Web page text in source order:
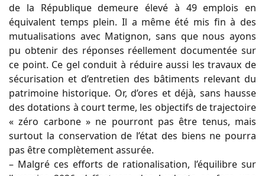
de la République demeure élevé à 49 emplois en
équivalent temps plein. Il a même été mis fin à des
mutualisations avec Matignon, sans que nous ayons
pu obtenir des réponses réellement documentée sur
ce point. Ce gel conduit à réduire aussi les travaux de
sécurisation et d’entretien des bâtiments relevant du
patrimoine historique. Or, d’ores et déjà, sans hausse
des dotations à court terme, les objectifs de trajectoire
« zéro carbone » ne pourront pas être tenus, mais
surtout la conservation de l’état des biens ne pourra
pas être complètement assurée.
– Malgré ces efforts de rationalisation, l’équilibre sur